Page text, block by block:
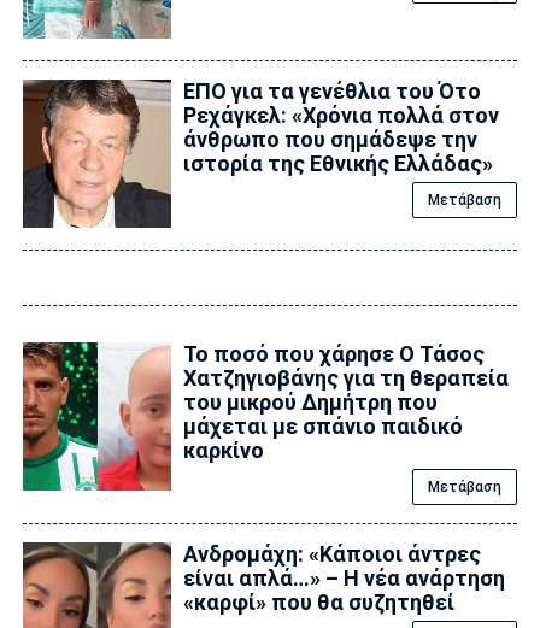
ΕΠΟ για τα γενέθλια του Ότο
Ρεχάγκελ: «Χρόνια πολλά στον
άνθρωπο που σημάδεψε την
ιστορία της Εθνικής Ελλάδας»
Μετάβαση
Το ποσό που χάρησε Ο Τάσος
Χατζηγιοβάνης για τη θεραπεία
του μικρού Δημήτρη που
μάχεται με σπάνιο παιδικό
καρκίνο
Μετάβαση
Ανδρομάχη: «Κάποιοι άντρες
είναι απλά…» – Η νέα ανάρτηση
«καρφί» που θα συζητηθεί